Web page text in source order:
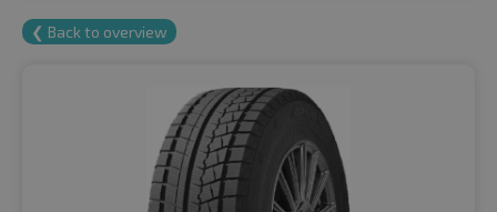
❮ Back to overview